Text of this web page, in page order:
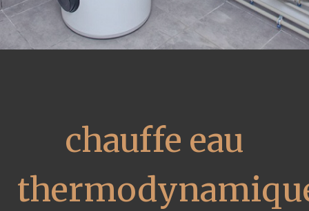
chauffe eau